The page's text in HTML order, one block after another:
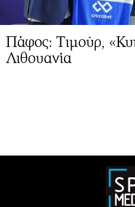
Πάφος: Τιμούρ,
Λιθουανία